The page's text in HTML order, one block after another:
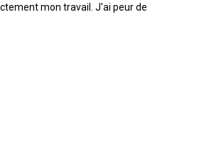
mon travail. J'ai peur de